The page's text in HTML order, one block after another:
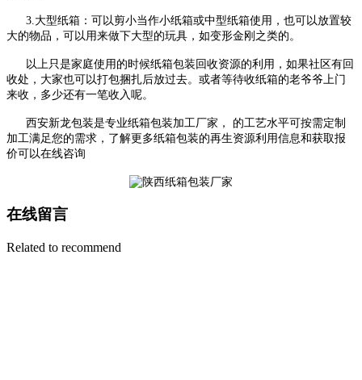
3.大型纸箱：可以剪小当作小纸箱或中型纸箱使用，也可以放置较
大的物品，可以用来做下大型的玩具，如变形金刚之类的。
以上只是家庭使用的时候纸箱包装回收资源的利用，如果社区有回
收处，大家也可以打包捆扎后放过去。或者等待收纸箱的老爷爷上门
来收，多少还有一笔收入呢。
西安新龙包装是专业纸箱包装加工厂家， 的工艺水平可按需定制
加工满足您的需求，了解更多纸箱包装的再生资源利用信息和获取报
价可以在线咨询
在线留言
Related to recommend